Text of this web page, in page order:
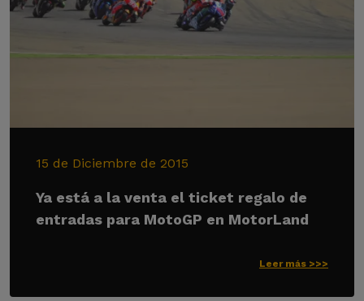
15 de Diciembre de 2015
Ya está a la venta el ticket regalo de
entradas para MotoGP en MotorLand
Leer más >>>